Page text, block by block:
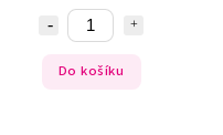
Do košíku